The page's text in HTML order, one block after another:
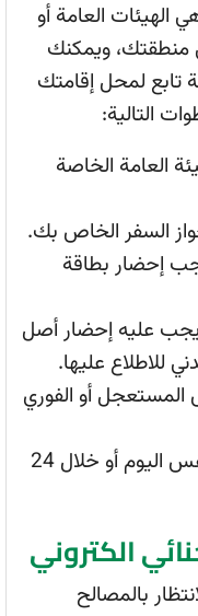
العامة أو
منطقتك، ويمكنك
تابع لمحل إقامتك
التالية:
العامة الخاصة
السفر الخاص بك.
إحضار بطاقة
عمر 16 سنة، يجب عليه إحضار أصل
للاطلاع عليها.
أو الفوري
سوف يتم إصدار الفيس في نفس اليوم أو خلال 24
الكتروني
بالمصالح